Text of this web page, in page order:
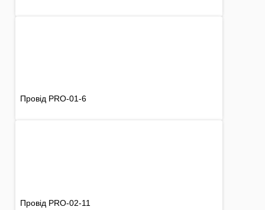
Провід PRO-01-6
Провід PRO-02-11